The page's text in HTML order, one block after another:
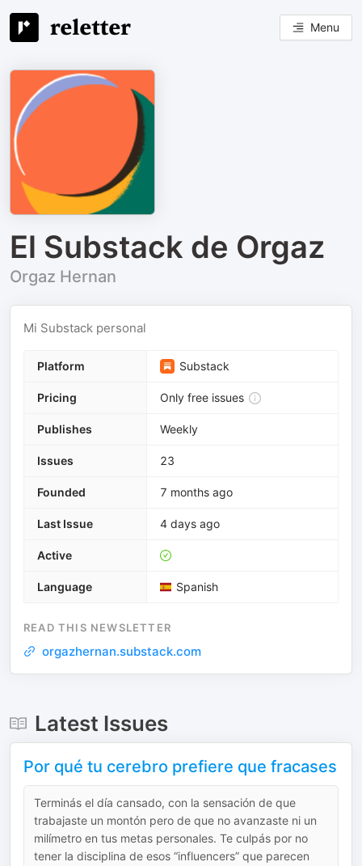
Menu
El Substack de Orgaz
Orgaz Hernan
Mi Substack personal
Platform Substack
Pricing Only free issues
Publishes Weekly
Issues 23
Founded 7 months ago
Last Issue 4 days ago
Active
Language Spanish
READ THIS NEWSLETTER
orgazhernan.substack.com
Latest Issues
Por qué tu cerebro prefiere que fracases
Terminás el día cansado, con la sensación de que
trabajaste un montón pero de que no avanzaste ni un
milímetro en tus metas personales. Te culpás por no
tener la disciplina de esos “influencers” que parecen